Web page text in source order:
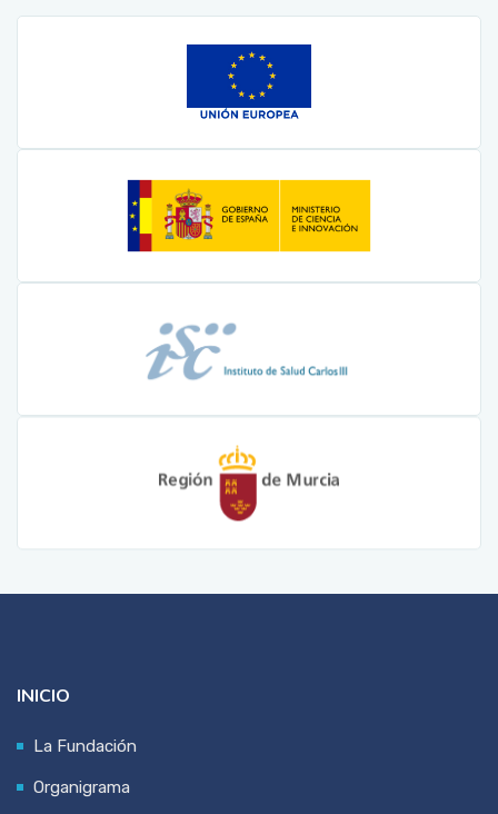
INICIO
La Fundación
Organigrama